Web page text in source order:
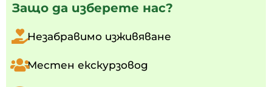
Защо да изберете нас?
Незабравимо изживяване
Местен екскурзовод